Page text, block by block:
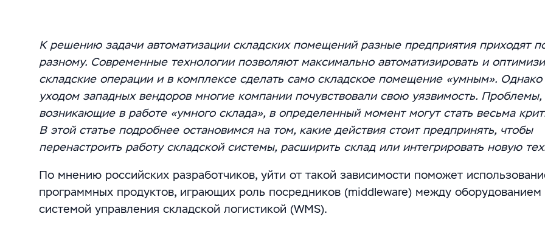
К решению задачи автоматизации складских помещений разные предприятия приходят
разному. Современные технологии позволяют максимально автоматизировать и
складские операции и в комплексе сделать само складское помещение «умным». Однако
уходом западных вендоров многие компании почувствовали свою уязвимость. Проблемы,
возникающие в работе «умного склада», в определенный момент могут стать весьма
В этой статье подробнее остановимся на том, какие действия стоит предпринять, чтобы
перенастроить работу складской системы, расширить склад или интегрировать новую
По мнению российских разработчиков, уйти от такой зависимости поможет
программных продуктов, играющих роль посредников (middleware) между оборудованием
системой управления складской логистикой (WMS).